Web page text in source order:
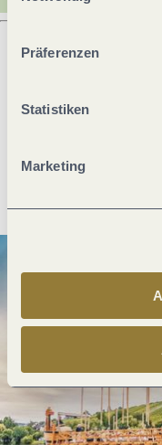
ablehnen" kann es
Präferenzen
Statistiken
Marketing